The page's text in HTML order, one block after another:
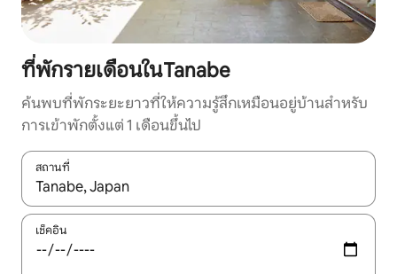
ที่พักรายเดือนในTanabe
ค้นพบที่พักระยะยาวที่ให้ความรู้สึกเหมือนอยู่บ้านสำหรับ
การเข้าพักตั้งแต่ 1 เดือนขึ้นไป
สถานที่
ใช้ลูกศรขึ้นลง หรือใช้การสัมผัสหรือปัด เพื่อสำรวจผลการค้นหา
เช็คอิน